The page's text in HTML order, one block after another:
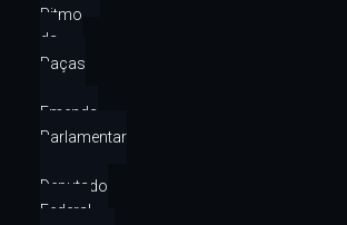
Ritmo
da
Raças
Emenda
Parlamentar
Deputado
Federal